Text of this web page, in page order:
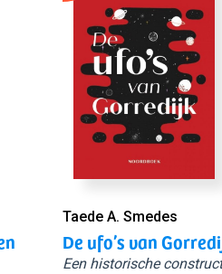
Taede A. Smedes
De ufo’s van
Een historische